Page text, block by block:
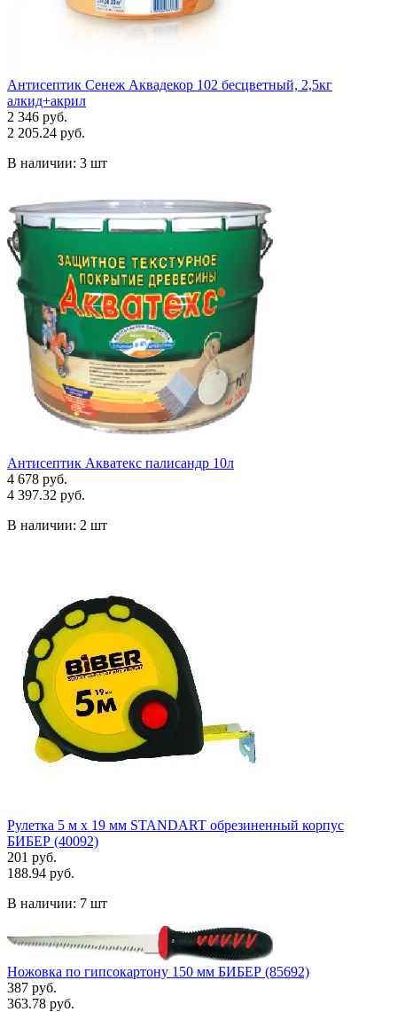
Антисептик Сенеж Аквадекор 102 бесцветный, 2,5кг
алкид+акрил
2 346 руб.
2 205.24 руб.
В наличии: 3 шт
Антисептик Акватекс палисандр 10л
4 678 руб.
4 397.32 руб.
В наличии: 2 шт
Рулетка 5 м х 19 мм STANDART обрезиненный корпус
БИБЕР (40092)
201 руб.
188.94 руб.
В наличии: 7 шт
Ножовка по гипсокартону 150 мм БИБЕР (85692)
387 руб.
363.78 руб.